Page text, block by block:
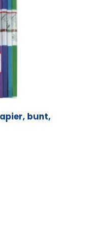
bunt,